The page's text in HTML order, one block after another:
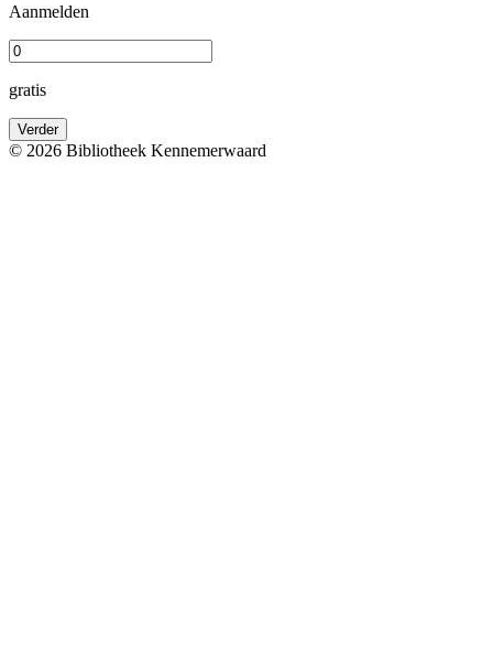
Aanmelden
gratis
Verder
© 2026 Bibliotheek Kennemerwaard